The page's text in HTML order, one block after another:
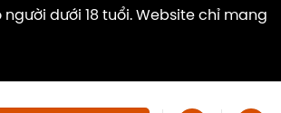
dưới 18 tuổi. Website chỉ mang